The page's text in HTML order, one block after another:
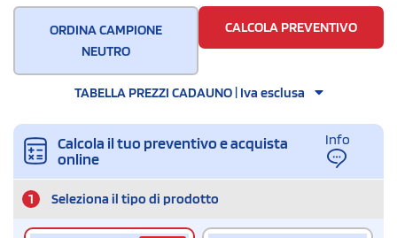
100
ORDINA CAMPIONE
NEUTRO
CALCOLA PREVENTIVO
TABELLA PREZZI CADAUNO | Iva esclusa
Calcola il tuo preventivo e acquista
online
Info
1 Seleziona il tipo di prodotto